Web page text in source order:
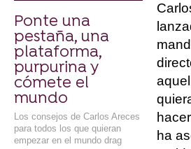
Ponte una
pestaña, una
plataforma,
purpurina y
cómete el
mundo
Los consejos de Carlos Areces
para todos los que quieran
empezar en el mundo drag
ha